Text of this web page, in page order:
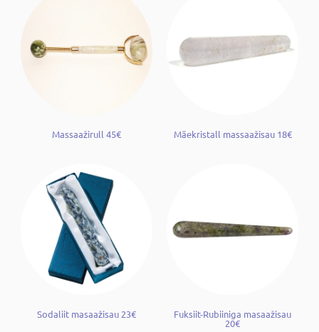
Massaažirull 45€ Mäekristall massaažisau 18€
Sodaliit masaažisau 23€ Fuksiit-Rubiiniga masaažisau
20€